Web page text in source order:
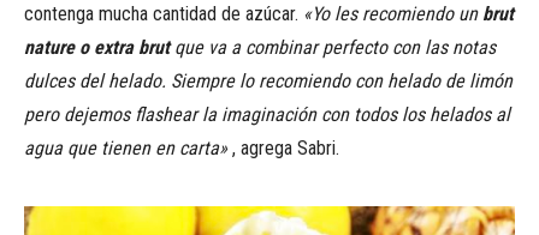
contenga mucha cantidad de azúcar. «Yo les recomiendo un brut
nature o extra brutque va a combinar perfecto con las notas
dulces del helado. Siempre lo recomiendo con helado de limón
pero dejemos flashear la imaginación con todos los helados al
agua que tienen en carta», agrega Sabri.